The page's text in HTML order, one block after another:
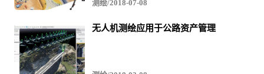
测绘/2018-07-08
无人机测绘应用于公路资产管理